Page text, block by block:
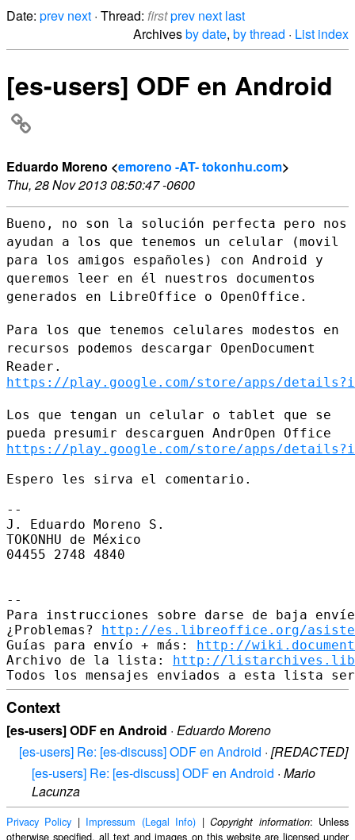
Date: prev next · Thread: firstprev next last
Archivesby date, by thread · List index
[es-users] ODF en Android
Eduardo Moreno <emoreno -AT- tokonhu.com>
Thu, 28 Nov 2013 08:50:47 -0600
Bueno, no son la solución perfecta pero nos
ayudan a los que tenemos un celular (movil
para los amigos españoles) con Android y
queremos leer en él nuestros documentos
generados en LibreOffice o OpenOffice.
Para los que tenemos celulares modestos en
recursos podemos descargar OpenDocument
Reader.
https://play.google.com/store/apps/
Los que tengan un celular o tablet que se
pueda presumir descarguen AndrOpen Office
https://play.google.com/store/apps/
Espero les sirva el comentario.
--
J. Eduardo Moreno S.
TOKONHU de México
04455 2748 4840
--
Para instrucciones sobre darse de baja
¿Problemas? http://es.libreoffice.org/
Guías para envío + más: http://
Archivo de la lista: http://
Context
[es-users] ODF en Android · Eduardo Moreno
[es-users] Re: [es-discuss] ODF en Android · [REDACTED]
[es-users] Re: [es-discuss] ODF en Android · Mario
Lacunza
Privacy Policy | Impressum (Legal Info) |Copyright information: Unless
otherwise specified, all text and images on this website are licensed under